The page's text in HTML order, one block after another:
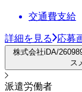
交通費支給
詳細を見る 応募
株式会社iDA/
ス
派遣労働者